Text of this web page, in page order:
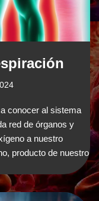
conocer al sistema
red de órganos y
a nuestro
producto de nuestro